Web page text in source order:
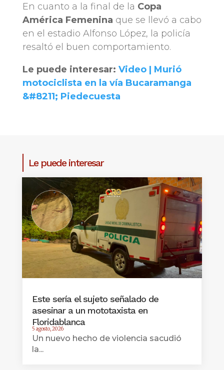
En cuanto a la final de la Copa
América Femenina que se llevó a cabo
en el estadio Alfonso López, la policía
resaltó el buen comportamiento.
Le puede interesar: Video | Murió
motociclista en la vía Bucaramanga
&#8211; Piedecuesta
Le puede interesar
Este sería el sujeto señalado de
asesinar a un mototaxista en
Floridablanca
5 agosto, 2026
Un nuevo hecho de violencia sacudió
la...